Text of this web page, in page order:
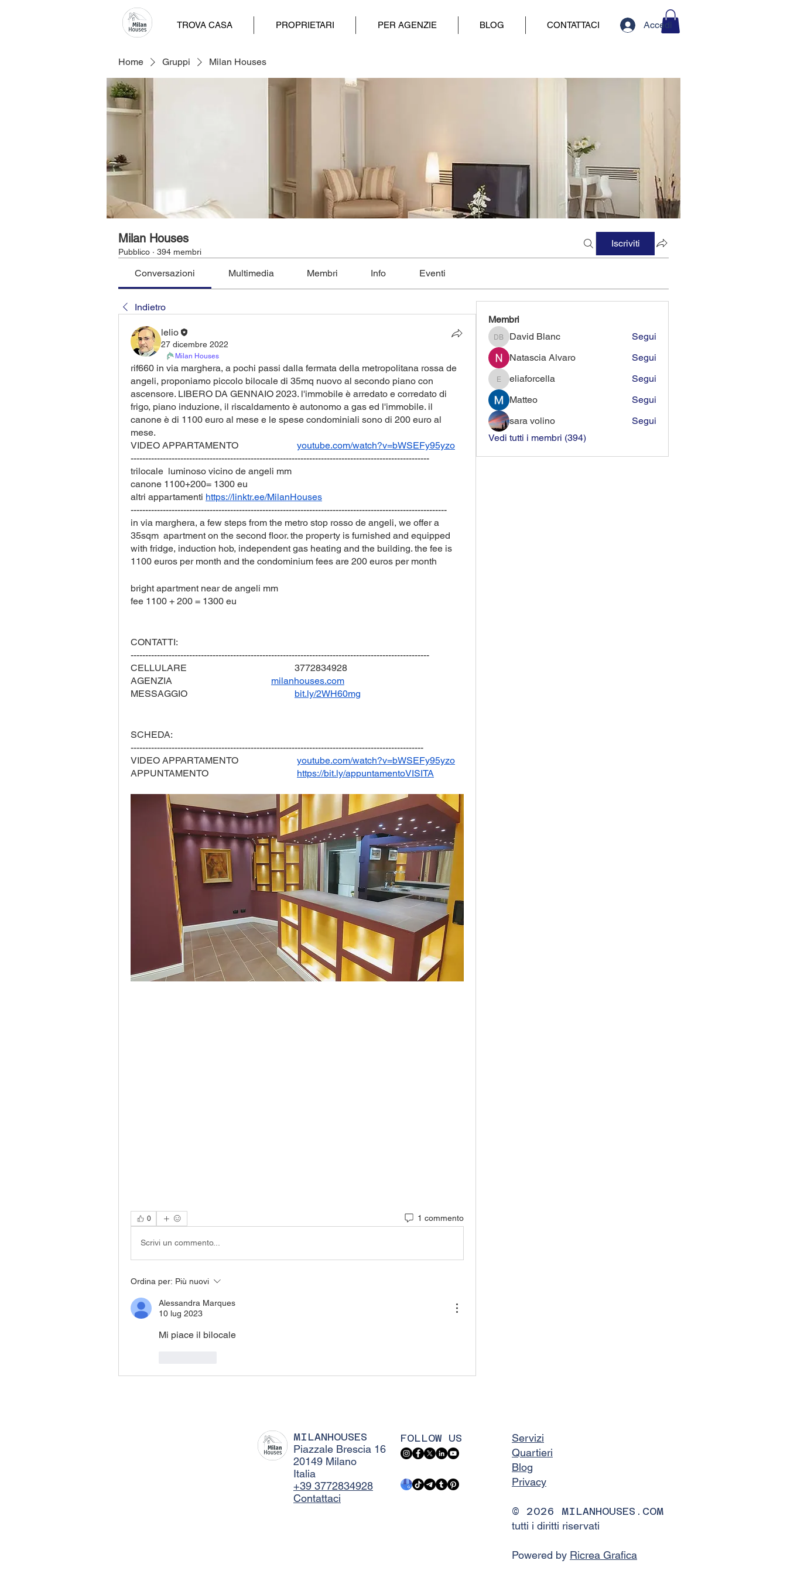
TROVA CASA PROPRIETARI PER AGENZIE BLOG CONTATTACI Accedi
Home Gruppi Milan Houses
Milan Houses
Pubblico · 394 membri
Iscriviti
Conversazioni Multimedia Membri Info Eventi
Indietro
lelio
27 dicembre 2022
Milan Houses
rif660 in via marghera, a pochi passi dalla fermata della metropolitana rossa de
angeli, proponiamo piccolo bilocale di 35mq nuovo al secondo piano con
ascensore. LIBERO DA GENNAIO 2023. l'immobile è arredato e corredato di
frigo, piano induzione, il riscaldamento è autonomo a gas ed l'immobile. il
canone è di 1100 euro al mese e le spese condominiali sono di 200 euro al
mese.
youtube.com/watch?v=bWSEFy95yzo
------------------------------------------------------------------------------------------------------
trilocale  luminoso vicino de angeli mm
canone 1100+200= 1300 eu
altri appartamenti https://linktr.ee/MilanHouses
------------------------------------------------------------------------------------------------------------
in via marghera, a few steps from the metro stop rosso de angeli, we offer a
35sqm  apartment on the second floor. the property is furnished and equipped
with fridge, induction hob, independent gas heating and the building. the fee is
1100 euros per month and the condominium fees are 200 euros per month
bright apartment near de angeli mm
fee 1100 + 200 = 1300 eu
CONTATTI:
------------------------------------------------------------------------------------------------------
CELLULARE					3772834928
milanhouses.com
bit.ly/2WH60mg
SCHEDA:
----------------------------------------------------------------------------------------------------
youtube.com/watch?v=bWSEFy95yzo
https://bit.ly/appuntamentoVISITA
0 1 commento
Scrivi un commento...
Ordina per: Più nuovi
Alessandra Marques
10 lug 2023
Mi piace il bilocale
Membri
David Blanc
David Blanc
Segui
Natascia Alvaro
Segui
eliaforcella
eliaforcella
Segui
Matteo
Segui
sara volino
Segui
Vedi tutti i membri (394)
MILANHOUSES
Piazzale Brescia 16
20149 Milano
Italia
+39 3772834928
Contattaci
FOLLOW US
Servizi
Quartieri
Blog
Privacy
© 2026 MILANHOUSES.COM
tutti i diritti riservati
Powered by Ricrea Grafica